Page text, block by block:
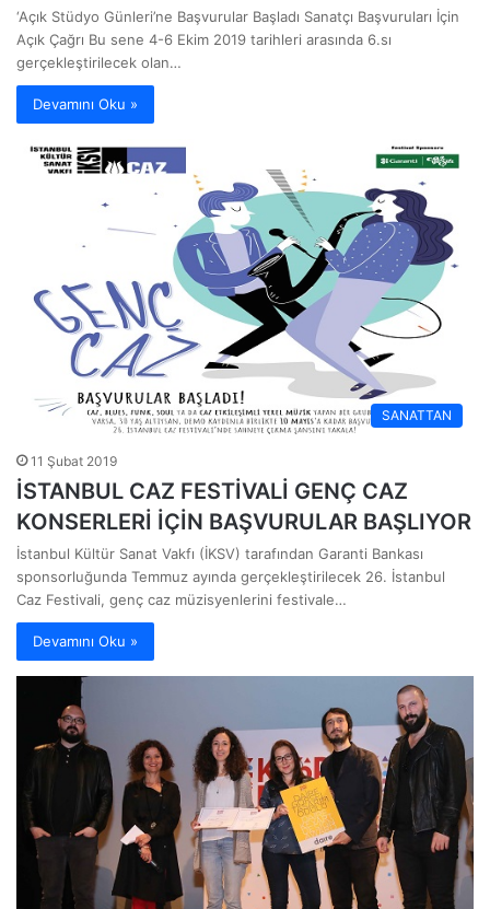
‘Açık Stüdyo Günleri’ne Başvurular Başladı Sanatçı Başvuruları İçin
Açık Çağrı Bu sene 4-6 Ekim 2019 tarihleri arasında 6.sı
gerçekleştirilecek olan…
Devamını Oku »
SANATTAN
11 Şubat 2019
İSTANBUL CAZ FESTİVALİ GENÇ CAZ
KONSERLERİ İÇİN BAŞVURULAR BAŞLIYOR
İstanbul Kültür Sanat Vakfı (İKSV) tarafından Garanti Bankası
sponsorluğunda Temmuz ayında gerçekleştirilecek 26. İstanbul
Caz Festivali, genç caz müzisyenlerini festivale…
Devamını Oku »